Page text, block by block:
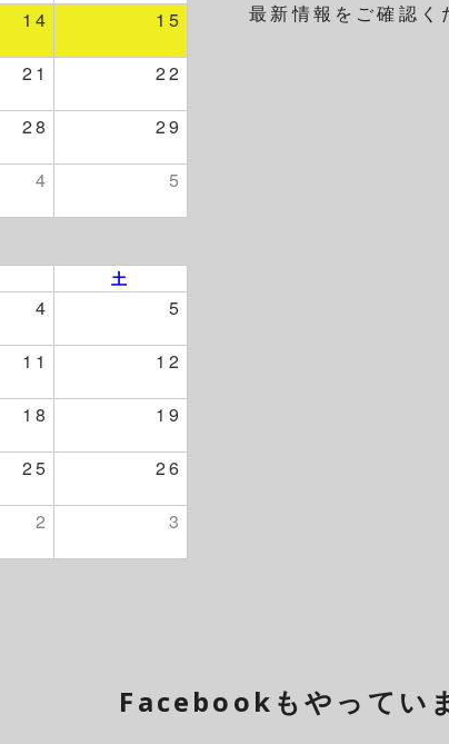
14 15
21 22
28 29
4 5
土
4 5
11 12
18 19
25 26
2 3
最新情報をご確認く
Facebookもやってい